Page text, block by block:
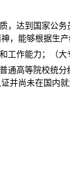
，达到国家公
，能够根据生产
工作能力；（
通高等院校统
并尚未在国内就